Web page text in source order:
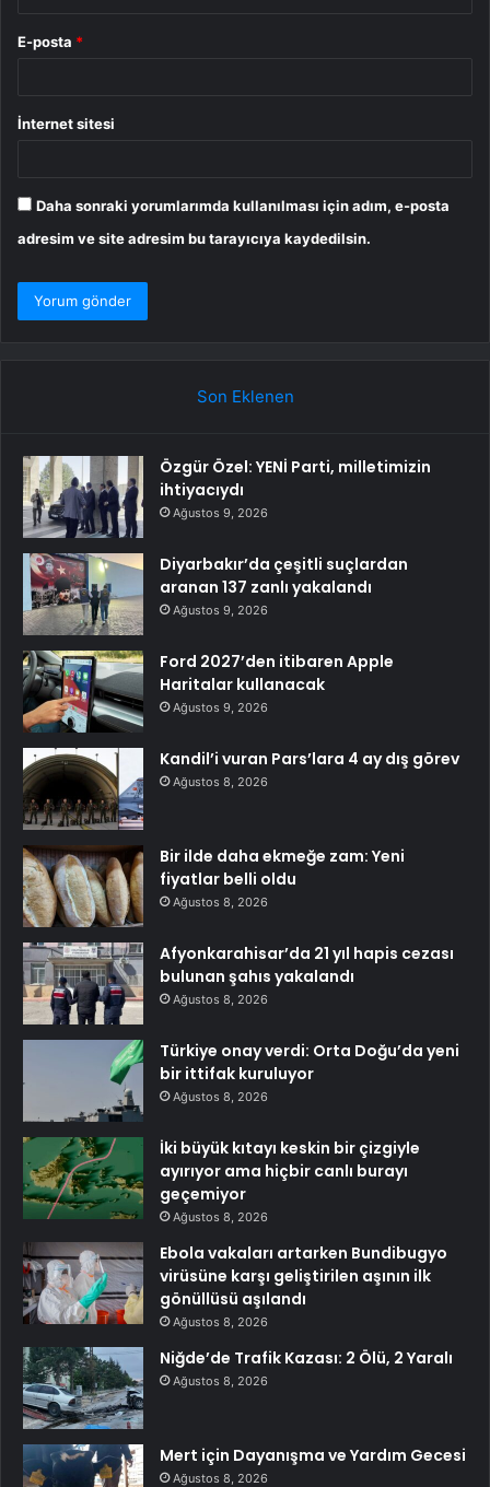
E-posta *
İnternet sitesi
Daha sonraki yorumlarımda kullanılması için adım, e-posta
adresim ve site adresim bu tarayıcıya kaydedilsin.
Son Eklenen
Özgür Özel: YENİ Parti, milletimizin
ihtiyacıydı
Ağustos 9, 2026
Diyarbakır’da çeşitli suçlardan
aranan 137 zanlı yakalandı
Ağustos 9, 2026
Ford 2027’den itibaren Apple
Haritalar kullanacak
Ağustos 9, 2026
Kandil’i vuran Pars’lara 4 ay dış görev
Ağustos 8, 2026
Bir ilde daha ekmeğe zam: Yeni
fiyatlar belli oldu
Ağustos 8, 2026
Afyonkarahisar’da 21 yıl hapis cezası
bulunan şahıs yakalandı
Ağustos 8, 2026
Türkiye onay verdi: Orta Doğu’da yeni
bir ittifak kuruluyor
Ağustos 8, 2026
İki büyük kıtayı keskin bir çizgiyle
ayırıyor ama hiçbir canlı burayı
geçemiyor
Ağustos 8, 2026
Ebola vakaları artarken Bundibugyo
virüsüne karşı geliştirilen aşının ilk
gönüllüsü aşılandı
Ağustos 8, 2026
Niğde’de Trafik Kazası: 2 Ölü, 2 Yaralı
Ağustos 8, 2026
Mert için Dayanışma ve Yardım Gecesi
Ağustos 8, 2026